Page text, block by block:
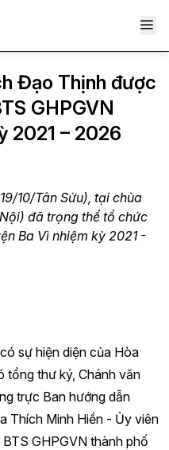
Đạo Thịnh được
GHPGVN
2021 – 2026
10/Tân Sửu), tại chùa
đã trọng thể tổ chức
Ba Vì nhiệm kỳ 2021 -
sự hiện diện của Hòa
tổng thư ký, Chánh văn
trực Ban hướng dẫn
Thích Minh Hiền - Ủy viên
GHPGVN thành phố